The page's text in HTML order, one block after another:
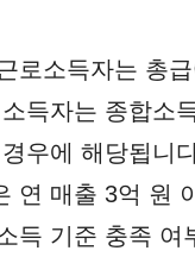
로소득자는 총
득자는 종합소
우에 해당됩니
연 매출 3억 원
득 기준 충족 여